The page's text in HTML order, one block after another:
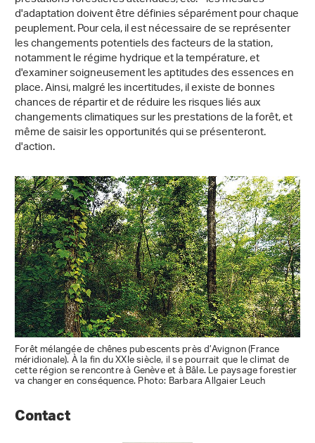
d'adaptation doivent être définies séparément pour chaque
peuplement. Pour cela, il est nécessaire de se représenter
les changements potentiels des facteurs de la station,
notamment le régime hydrique et la température, et
d'examiner soigneusement les aptitudes des essences en
place. Ainsi, malgré les incertitudes, il existe de bonnes
chances de répartir et de réduire les risques liés aux
changements climatiques sur les prestations de la forêt, et
même de saisir les opportunités qui se présenteront.
d'action.
Forêt mélangée de chênes pubescents près d’Avignon (France
méridionale). À la fin du XXIe siècle, il se pourrait que le climat de
cette région se rencontre à Genève et à Bâle. Le paysage forestier
va changer en conséquence. Photo: Barbara Allgaier Leuch
Contact